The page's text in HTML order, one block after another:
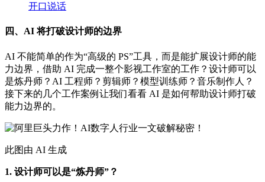
开口说话
四、AI 将打破设计师的边界
AI 不能简单的作为“高级的 PS”工具，而是能扩展设计师的能
力边界，借助 AI 完成一整个影视工作室的工作？设计师可以
是炼丹师？AI 工程师？剪辑师？模型训练师？音乐制作人？
接下来的几个工作案例让我们看看 AI 是如何帮助设计师打破
能力边界的。
此图由 AI 生成
1. 设计师可以是“炼丹师”？